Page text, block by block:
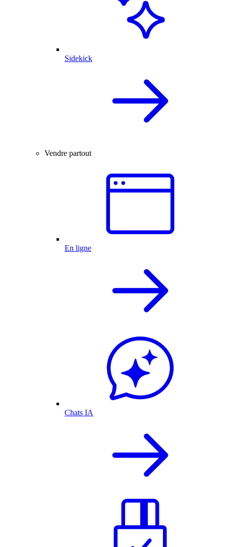
Sidekick
Vendre partout
En ligne
Chats IA